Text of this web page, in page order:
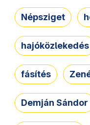
Népsziget
hajóközlekedés
fásítés
Demján Sándor